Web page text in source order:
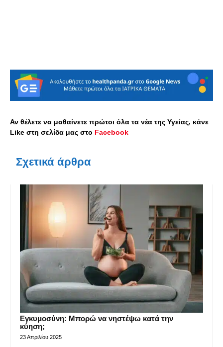
Αν θέλετε να μαθαίνετε πρώτοι όλα τα νέα της Υγείας, κάνε
Like στη σελίδα μας στο Facebook
Σχετικά άρθρα
Εγκυμοσύνη: Μπορώ να νηστέψω κατά την
κύηση;
23 Απριλίου 2025